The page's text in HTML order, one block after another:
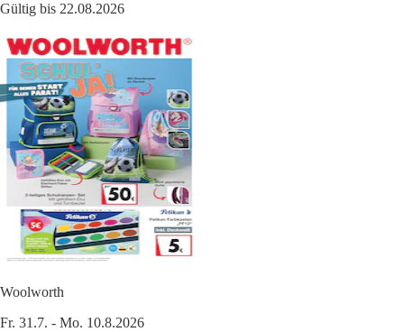
Gültig bis 22.08.2026
Woolworth
Fr. 31.7. - Mo. 10.8.2026